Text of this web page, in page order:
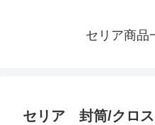
セリア商品
セリア 封筒/クロ